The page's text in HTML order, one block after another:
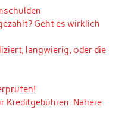
Geht es wirklich
langwierig, oder die
Kreditgebühren: Nähere